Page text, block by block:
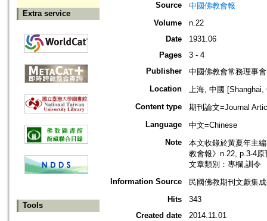
Extra service
Tools
Source
中國佛教會報
Volume
n.22
Date
1931.06
Pages
3 - 4
Publisher
中國佛教會常務理事會
Location
上海, 中國 [Shanghai,
Content type
期刊論文=Journal
Language
中文=Chinese
Note
本文收錄於黃夏年主
教會報》n.22, p.3-4原
文章類別：專欄,訓令
Information Source
民國佛教期刊文獻集
Hits
343
Created date
2014.11.01